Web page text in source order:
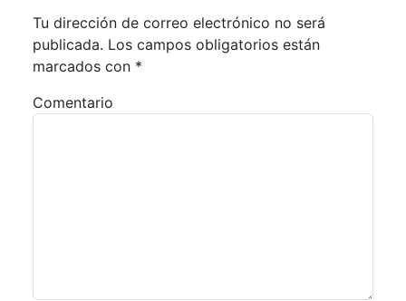
Tu dirección de correo electrónico no será
publicada. Los campos obligatorios están
marcados con *
Comentario